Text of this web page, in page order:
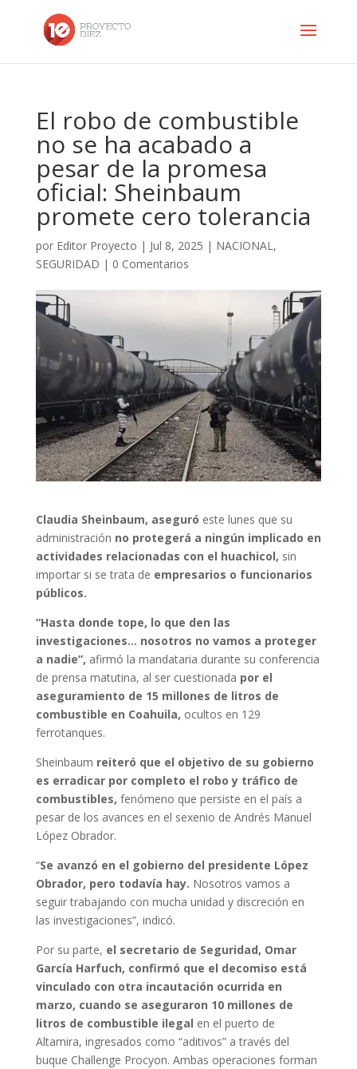
El robo de combustible
no se ha acabado a
pesar de la promesa
oficial: Sheinbaum
promete cero tolerancia
por Editor Proyecto | Jul 8, 2025 | NACIONAL,
SEGURIDAD | 0 Comentarios
Claudia Sheinbaum, aseguró este lunes que su
administración no protegerá a ningún implicado en
actividades relacionadas con el huachicol, sin
importar si se trata de empresarios o funcionarios
públicos.
“Hasta donde tope, lo que den las
investigaciones… nosotros no vamos a proteger
a nadie”, afirmó la mandataria durante su conferencia
de prensa matutina, al ser cuestionada por el
aseguramiento de 15 millones de litros de
combustible en Coahuila, ocultos en 129
ferrotanques.
Sheinbaum reiteró que el objetivo de su gobierno
es erradicar por completo el robo y tráfico de
combustibles, fenómeno que persiste en el país a
pesar de los avances en el sexenio de Andrés Manuel
López Obrador.
“Se avanzó en el gobierno del presidente López
Obrador, pero todavía hay. Nosotros vamos a
seguir trabajando con mucha unidad y discreción en
las investigaciones”, indicó.
Por su parte, el secretario de Seguridad, Omar
García Harfuch, confirmó que el decomiso está
vinculado con otra incautación ocurrida en
marzo, cuando se aseguraron 10 millones de
litros de combustible ilegal en el puerto de
Altamira, ingresados como “aditivos” a través del
buque Challenge Procyon. Ambas operaciones forman